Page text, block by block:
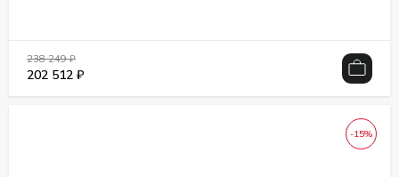
238 249₽
202 512 ₽
-15%